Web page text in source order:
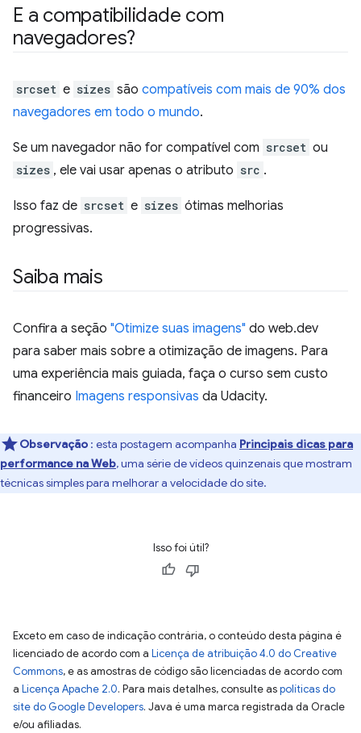
E a compatibilidade com
navegadores?
srcset e sizes são compatíveis com mais de 90% dos
navegadores em todo o mundo.
Se um navegador não for compatível com srcset ou
sizes , ele vai usar apenas o atributo src .
Isso faz de srcset e sizes ótimas melhorias
progressivas.
Saiba mais
Confira a seção "Otimize suas imagens" do web.dev
para saber mais sobre a otimização de imagens. Para
uma experiência mais guiada, faça o curso sem custo
financeiro Imagens responsivas da Udacity.
Observação : esta postagem acompanha Principais dicas para
performance na Web, uma série de vídeos quinzenais que mostram
técnicas simples para melhorar a velocidade do site.
Isso foi útil?
Exceto em caso de indicação contrária, o conteúdo desta página é
licenciado de acordo com a Licença de atribuição 4.0 do Creative
Commons, e as amostras de código são licenciadas de acordo com
a Licença Apache 2.0. Para mais detalhes, consulte aspolíticas do
site do Google Developers. Java é uma marca registrada da Oracle
e/ou afiliadas.